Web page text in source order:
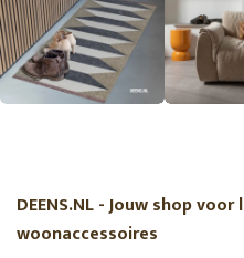
DEENS.NL - Jouw shop
woonaccessoires